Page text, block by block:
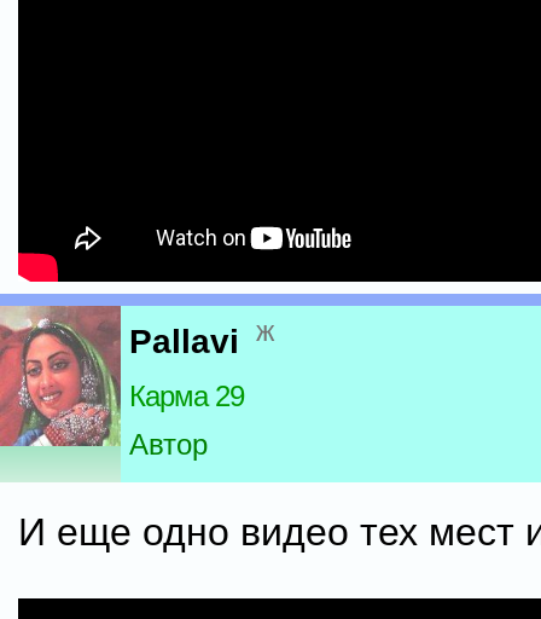
Pallavi ж
Карма 29
Автор
И еще одно видео тех мест